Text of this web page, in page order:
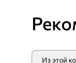
Из этой